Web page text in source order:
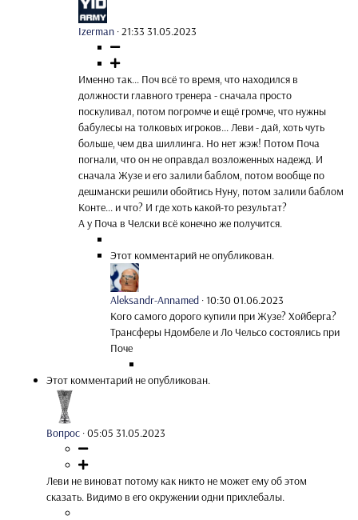
Izerman ·21:33 31.05.2023
Именно так... Поч всё то время, что находился в
должности главного тренера - сначала просто
поскуливал, потом погромче и ещё громче, что нужны
бабулесы на толковых игроков... Леви - дай, хоть чуть
больше, чем два шиллинга. Но нет жэж! Потом Поча
погнали, что он не оправдал возложенных надежд. И
сначала Жузе и его залили баблом, потом вообще по
дешмански решили обойтись Нуну, потом залили баблом
Конте... и что? И где хоть какой-то результат?
А у Поча в Челски всё конечно же получится.
Этот комментарий не опубликован.
Aleksandr-Annamed ·10:30 01.06.2023
Кого самого дорого купили при Жузе? Хойберга?
Трансферы Ндомбеле и Ло Чельсо состоялись при
Поче
Этот комментарий не опубликован.
Вопрос ·05:05 31.05.2023
Леви не виноват потому как никто не может ему об этом
сказать. Видимо в его окружении одни прихлебалы.